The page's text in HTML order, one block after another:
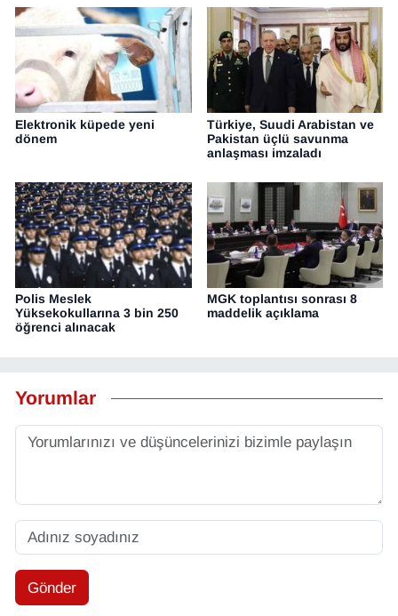
Elektronik küpede yeni
dönem
Türkiye, Suudi Arabistan ve
Pakistan üçlü savunma
anlaşması imzaladı
Polis Meslek
Yüksekokullarına 3 bin 250
öğrenci alınacak
MGK toplantısı sonrası 8
maddelik açıklama
Yorumlar
Gönder